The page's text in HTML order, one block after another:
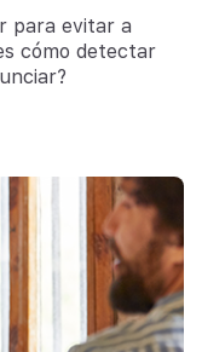
para evitar a
cómo detectar